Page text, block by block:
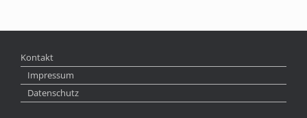
Kontakt
Impressum
Datenschutz